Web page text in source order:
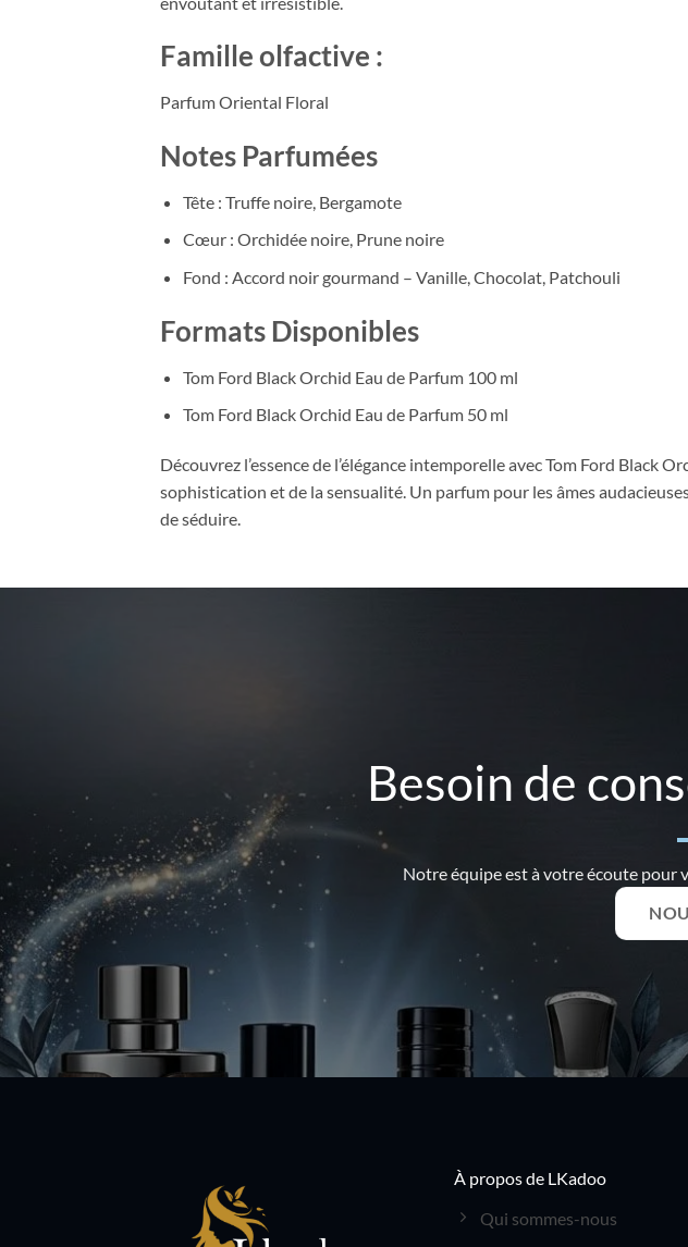
Famille olfactive :
Parfum Oriental Floral
Notes Parfumées
Tête : Truffe noire, Bergamote
Cœur : Orchidée noire, Prune noire
Fond : Accord noir gourmand – Vanille, Chocolat, Patchouli
Formats Disponibles
Tom Ford Black Orchid Eau de Parfum 100 ml
Tom Ford Black Orchid Eau de Parfum 50 ml
Découvrez l’essence de l’élégance intemporelle avec Tom Ford Black
sophistication et de la sensualité. Un parfum pour les âmes
de séduire.
Besoin de
Notre équipe est à votre écoute pour
À propos de LKadoo
Qui sommes-nous